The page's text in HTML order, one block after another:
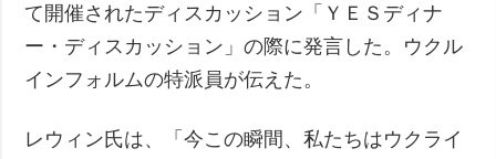
写真
動画
て開催されたディスカッション「ＹＥＳディナ
ー・ディスカッション」の際に発言した。ウクル
インフォルムの特派員が伝えた。
レウィン氏は、「今この瞬間、私たちはウクライ